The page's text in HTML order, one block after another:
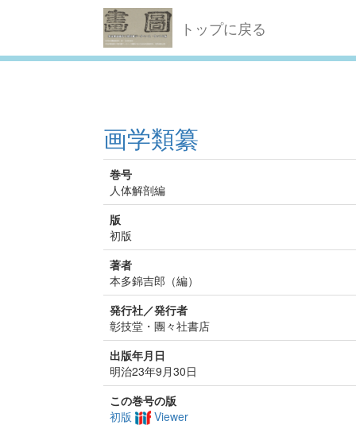
トップに戻る
画学類纂
巻号
人体解剖編
版
初版
著者
本多錦吉郎（編）
発行社／発行者
彰技堂・團々社書店
出版年月日
明治23年9月30日
この巻号の版
初版
Viewer